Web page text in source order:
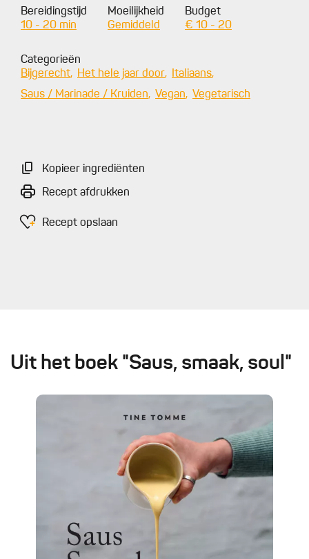
Bereidingstijd
10 - 20 min
Moeilijkheid
Gemiddeld
Budget
€ 10 - 20
Categorieën
Bijgerecht
Het hele jaar door
Italiaans
Saus / Marinade / Kruiden
Vegan Vegetarisch
Kopieer ingrediënten
Recept afdrukken
Recept opslaan
Uit het boek "Saus, smaak, soul"